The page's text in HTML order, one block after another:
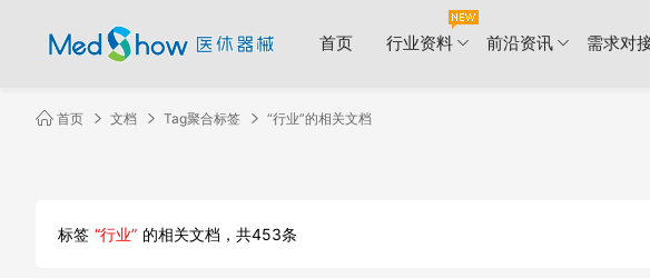
首页 行业资料 前沿资讯 需求对
首页 文档 Tag聚合标签 “行业”的相关文档
标签 “行业” 的相关文档，共453条